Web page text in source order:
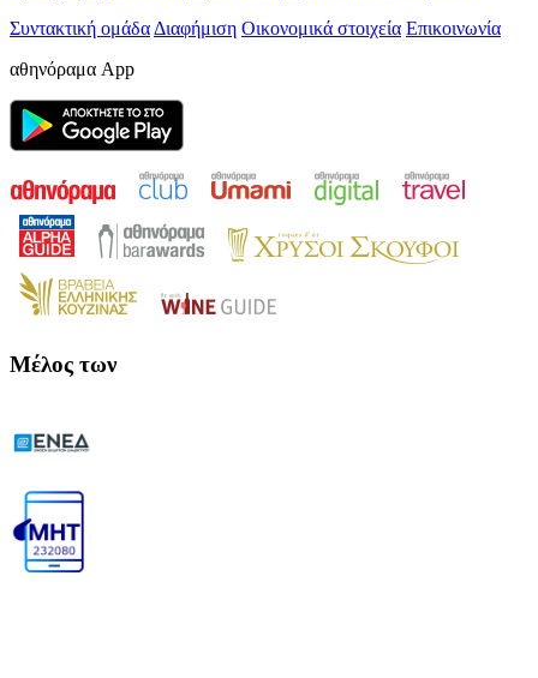
Συντακτική ομάδα Διαφήμιση Οικονομικά στοιχεία Επικοινωνία
αθηνόραμα App
Μέλος των